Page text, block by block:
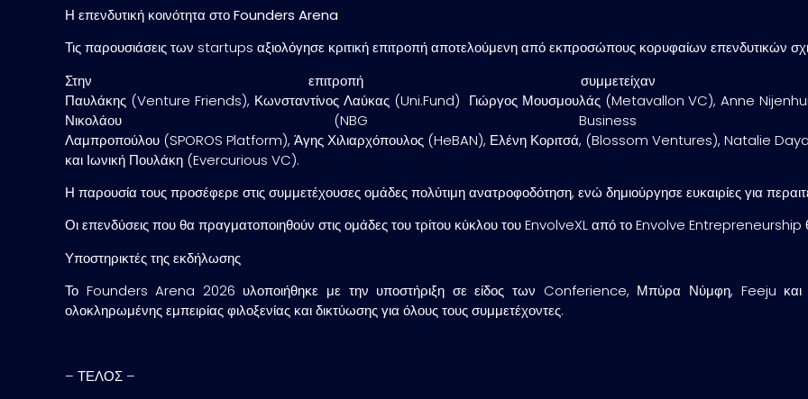
Η επενδυτική κοινότητα στο Founders Arena
Τις παρουσιάσεις των startups αξιολόγησε κριτική επιτροπή αποτελούμενη από εκπροσώπους κορυφαίων
Στην επιτροπή
Παυλάκης (Venture Friends), Κωνσταντίνος Λαύκας (Uni.Fund) Γιώργος Μουσμουλάς (Metavallon VC), Anne
Νικολάου (NBG Business
Λαμπροπούλου (SPOROS Platform), Άγης Χιλιαρχόπουλος (HeBAN), Ελένη Κοριτσά, (Blossom Ventures), Natalie
και Ιωνική Πουλάκη (Evercurious VC).
Η παρουσία τους προσέφερε στις συμμετέχουσες ομάδες πολύτιμη ανατροφοδότηση, ενώ δημιούργησε ευκαιρίες για
Οι επενδύσεις που θα πραγματοποιηθούν στις ομάδες του τρίτου κύκλου του EnvolveXL από το Envolve Entrepreneurship
Υποστηρικτέςτης εκδήλωσης
Το Founders Arena 2026 υλοποιήθηκε με την υποστήριξη σε είδος των Conferience, Μπύρα Νύμφη, Feeju και
ολοκληρωμένης εμπειρίας φιλοξενίας και δικτύωσης για όλους τους συμμετέχοντες.
– ΤΕΛΟΣ –